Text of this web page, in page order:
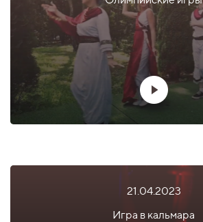
21.04.2023
Игра в кальмара